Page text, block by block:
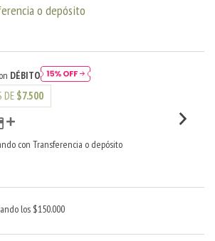
o depósito
DÉBITO
DE $7.500
con Transferencia o depósito
los $150.000